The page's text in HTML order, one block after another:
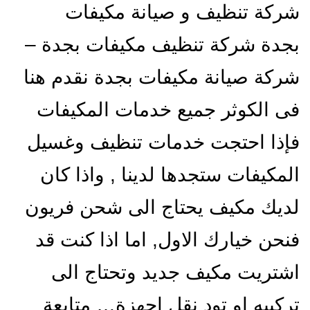
شركة تنظيف و صيانة مكيفات
بجدة شركة تنظيف مكيفات بجدة –
شركة صيانة مكيفات بجدة نقدم هنا
فى الكوثر جميع خدمات المكيفات
فإذا احتجت خدمات تنظيف وغسيل
المكيفات ستجدها لدينا , واذا كان
لديك مكيف يحتاج الى شحن فريون
فنحن خيارك الاول, اما اذا كنت قد
اشتريت مكيف جديد وتحتاج الى
تركيبه او تود نقل اجهزة… متابعة